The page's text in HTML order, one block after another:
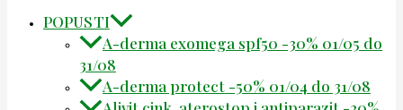
POPUSTI
A-derma exomega spf50 -30% 01/05 do
31/08
A-derma protect -50% 01/04 do 31/08